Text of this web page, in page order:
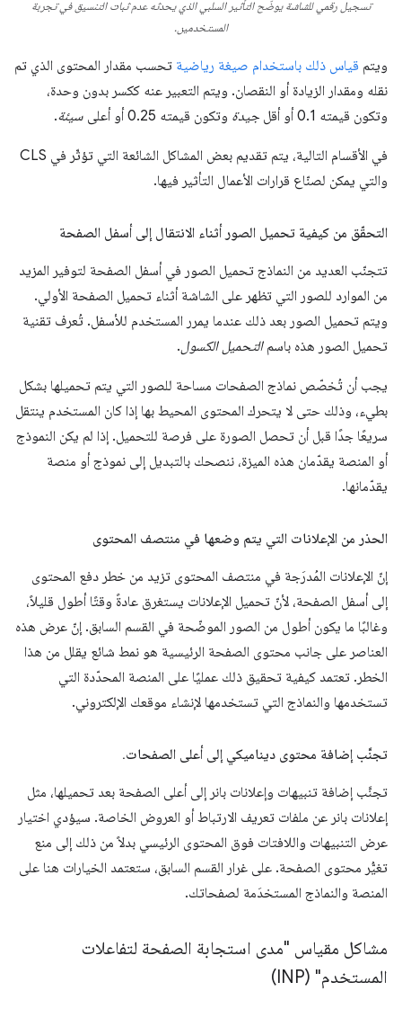
تسجيل رقمي للشاشة يوضّح التأثير السلبي الذي يحدثه عدم ثبات التنسيق في تجربة
المستخدمين.
ويتم قياس ذلك باستخدام صيغة رياضية تحسب مقدار المحتوى الذي تم
نقله ومقدار الزيادة أو النقصان. ويتم التعبير عنه ككسر بدون وحدة،
وتكون قيمته 0.1 أو أقل
جيدة وتكون قيمته 0.25 أو أعلى سيئة.
في الأقسام التالية، يتم تقديم بعض المشاكل الشائعة التي تؤثّر في CLS
والتي يمكن لصنّاع قرارات الأعمال التأثير فيها.
التحقّق من كيفية تحميل الصور أثناء الانتقال إلى أسفل الصفحة
تتجنّب العديد من النماذج تحميل الصور في أسفل الصفحة لتوفير المزيد
من الموارد للصور التي تظهر على الشاشة أثناء تحميل الصفحة الأولي.
ويتم تحميل الصور بعد ذلك عندما يمرر المستخدم للأسفل. تُعرف تقنية
تحميل الصور هذه باسمالتحميل الكسول.
يجب أن تُخصّص نماذج الصفحات مساحة للصور التي يتم تحميلها بشكل
بطيء، وذلك حتى لا يتحرك المحتوى المحيط بها إذا كان المستخدم ينتقل
سريعًا جدًا قبل أن تحصل الصورة على فرصة للتحميل. إذا لم يكن النموذج
أو المنصة يقدّمان هذه الميزة، ننصحك بالتبديل إلى نموذج أو منصة
يقدّمانها.
الحذر من الإعلانات التي يتم وضعها في منتصف المحتوى
إنّ الإعلانات المُدرَجة في منتصف المحتوى تزيد من خطر دفع المحتوى
إلى أسفل الصفحة، لأنّ تحميل الإعلانات يستغرق عادةً وقتًا أطول قليلاً،
وغالبًا ما يكون أطول من الصور الموضّحة في القسم السابق. إنّ عرض هذه
العناصر على جانب محتوى الصفحة الرئيسية هو نمط شائع يقلل من هذا
الخطر. تعتمد كيفية تحقيق ذلك عمليًا على المنصة المحدّدة التي
تستخدمها والنماذج التي تستخدمها لإنشاء موقعك الإلكتروني.
تجنَّب إضافة محتوى ديناميكي إلى أعلى الصفحات.
تجنَّب إضافة تنبيهات وإعلانات بانر إلى أعلى الصفحة بعد تحميلها، مثل
إعلانات بانر عن ملفات تعريف الارتباط أو العروض الخاصة. سيؤدي اختيار
عرض التنبيهات واللافتات فوق المحتوى الرئيسي بدلاً من ذلك إلى منع
تغيُّر محتوى الصفحة. على غرار القسم السابق، ستعتمد الخيارات هنا على
المنصة والنماذج المستخدَمة لصفحاتك.
مشاكل مقياس "مدى استجابة الصفحة لتفاعلات
المستخدم" (INP)